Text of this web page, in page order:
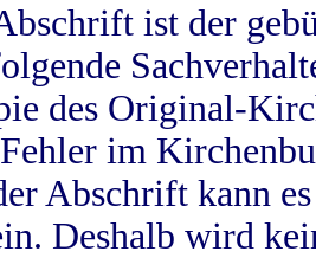
ist der
des Original-
im
Abschrift kann
Deshalb wird